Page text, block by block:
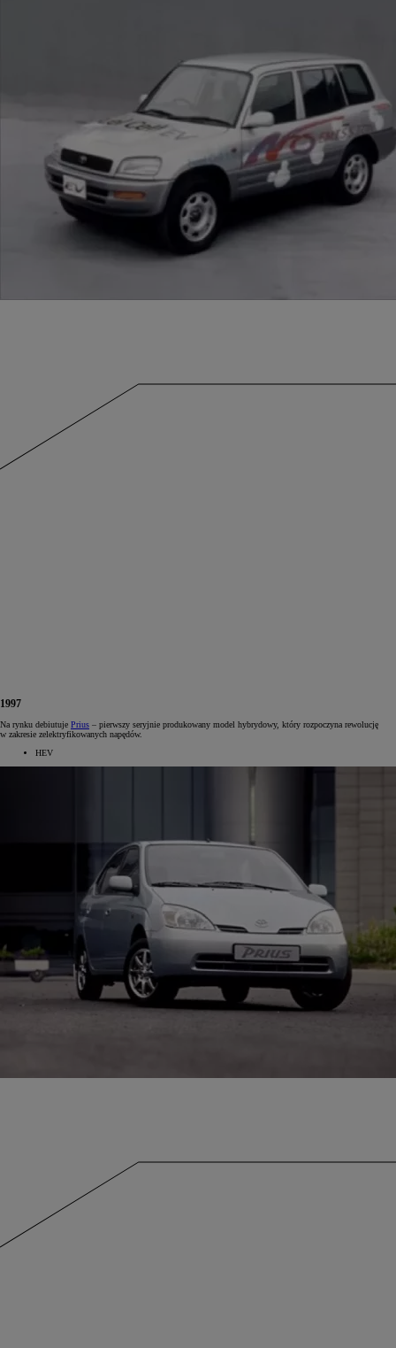
1997
Na rynku debiutuje Prius – pierwszy seryjnie produkowany model hybrydowy, który rozpoczyna rewolucję
w zakresie zelektryfikowanych napędów.
HEV